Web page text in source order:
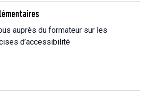
auprès du formateur sur les
d’accessibilité